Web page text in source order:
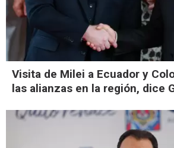
Visita de Milei a Ecuador y
las alianzas en la región, dice